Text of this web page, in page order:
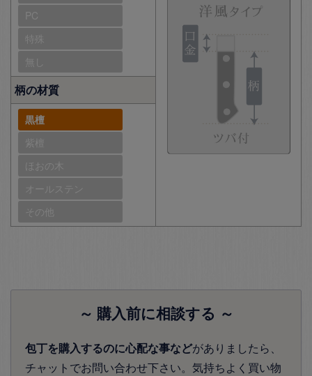
PC
特殊
無し
柄の材質
黒檀
紫檀
ほおの木
オールステン
その他
～ 購入前に相談する ～
包丁を購入するのに心配な事などがありましたら、
チャットでお問い合わせ下さい。気持ちよく買い物